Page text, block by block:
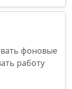
фоновые
работу